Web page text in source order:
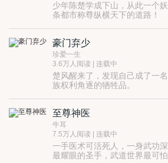
少年陈楚学成下山，从此一个
条都市称尊纵横天下的道路！
豪门弃少
珍爱一生
3.6万人阅读 | 连载中
楚风醒来了，发现自己成了一
族权利角逐的牺牲品。
从？
至尊神医
牛耳
7.5万人阅读 | 连载中
一手医术可活死人，一身武功
最耀眼的圣手，武道世界最可